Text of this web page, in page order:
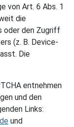
von Art. 6 Abs. 1
die
oder den Zugriff
(z. B. Device-
Die
entnehmen
und den
Links:
und